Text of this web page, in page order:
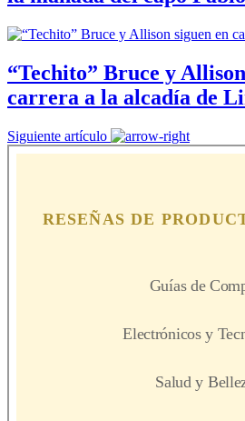
“Techito” Bruce y
carrera a la alcadía de
Siguiente artículo